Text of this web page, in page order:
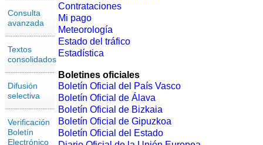
Consulta
avanzada
Textos
consolidados
Difusión
selectiva
Verificación
Boletín
Electrónico
Contrataciones
Mi pago
Meteorología
Estado del tráfico
Estadística
Boletines oficiales
Boletín Oficial del País Vasco
Boletín Oficial de Álava
Boletín Oficial de Bizkaia
Boletín Oficial de Gipuzkoa
Boletín Oficial del Estado